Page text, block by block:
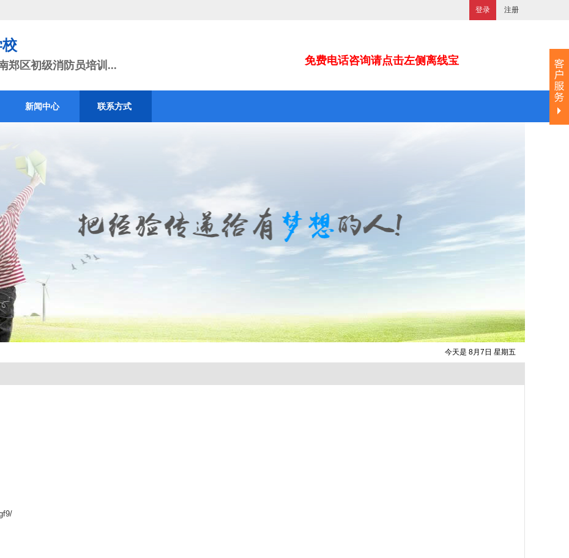
登录 注册
免费电话咨询请点击左侧离线宝
郑区初级消防员培训...
新闻中心 联系方式
今天是 8月7日 星期五